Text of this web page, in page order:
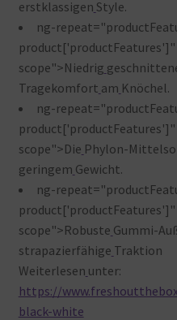
erstklassigen Style.
ng-
scope">Niedrig
Tragekomfort am Knöchel.
ng-
scope">Die Phylon-
geringem Gewicht.
ng-
scope">Robuste Gummi-
strapazierfähige Traktion
Weiterlesen unter:
https://
black-white